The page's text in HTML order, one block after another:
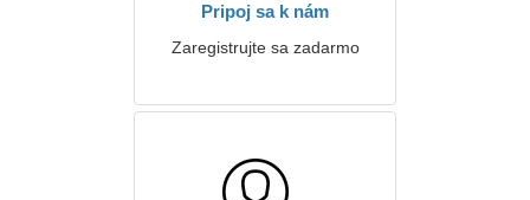
Pripoj sa k nám
Zaregistrujte sa zadarmo